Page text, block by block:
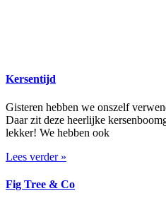
Kersentijd
Gisteren hebben we onszelf
Daar zit deze heerlijke
lekker! We hebben ook
Lees verder »
Fig Tree & Co